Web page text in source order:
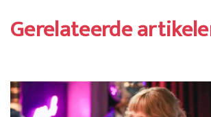
Gerelateerde